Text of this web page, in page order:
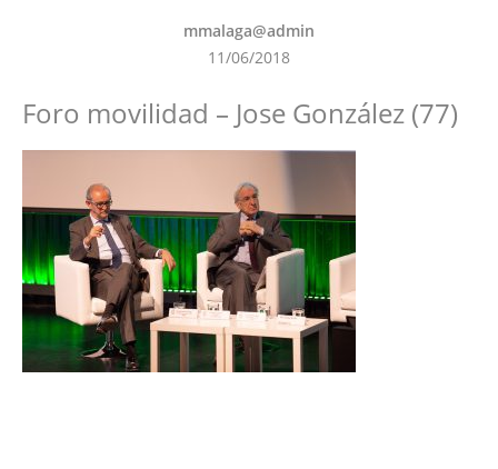
mmalaga@admin
11/06/2018
Foro movilidad – Jose González (77)